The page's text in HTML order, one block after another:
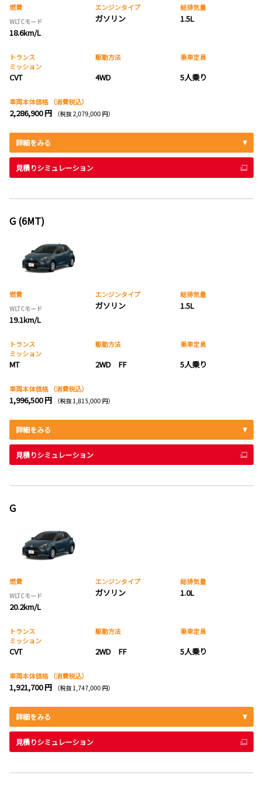
燃費
WLTCモード
18.6km/L
エンジンタイプ
ガソリン
総排気量
1.5L
トランス
ミッション
CVT
駆動方法
4WD
乗車定員
5人乗り
車両本体価格 （消費税込）
2,286,900 円 （税抜 2,079,000 円）
詳細をみる
見積りシミュレーション
G (6MT)
燃費
WLTCモード
19.1km/L
エンジンタイプ
ガソリン
総排気量
1.5L
トランス
ミッション
MT
駆動方法
2WD FF
乗車定員
5人乗り
車両本体価格 （消費税込）
1,996,500 円 （税抜 1,815,000 円）
詳細をみる
見積りシミュレーション
G
燃費
WLTCモード
20.2km/L
エンジンタイプ
ガソリン
総排気量
1.0L
トランス
ミッション
CVT
駆動方法
2WD FF
乗車定員
5人乗り
車両本体価格 （消費税込）
1,921,700 円 （税抜 1,747,000 円）
詳細をみる
見積りシミュレーション